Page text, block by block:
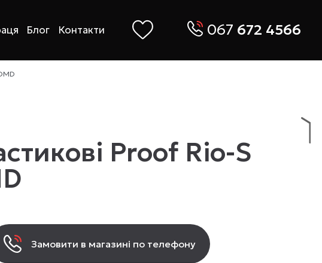
Блог Контакти 067 672 4566
Proof Rio-S
Замовити в магазині по телефону